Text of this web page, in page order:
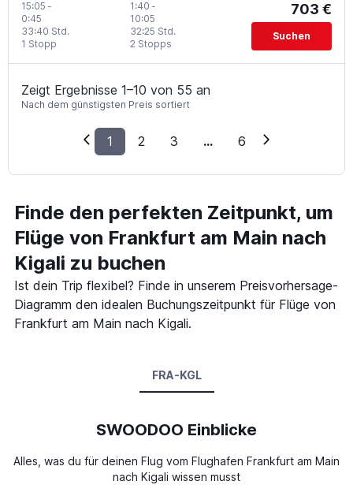
15:05 -
0:45
1 Stopp
33:40 Std.
1:40 -
10:05
2 Stopps
32:25 Std.
703 €
Suchen
Zeigt Ergebnisse 1–10 von 55 an
Nach dem günstigsten Preis sortiert
1 2 3 ... 6
Finde den perfekten Zeitpunkt, um
Flüge von Frankfurt am Main nach
Kigali zu buchen
Ist dein Trip flexibel? Finde in unserem Preisvorhersage-
Diagramm den idealen Buchungszeitpunkt für Flüge von
Frankfurt am Main nach Kigali.
FRA-KGL
SWOODOO Einblicke
Alles, was du für deinen Flug vom Flughafen Frankfurt am Main
nach Kigali wissen musst